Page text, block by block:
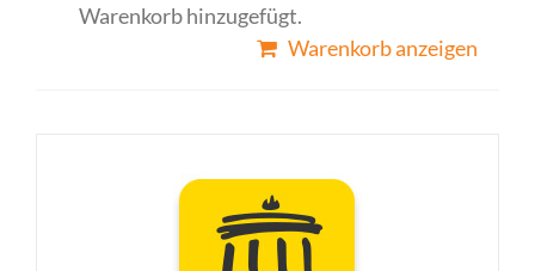
Warenkorb hinzugefügt.
Warenkorb anzeigen